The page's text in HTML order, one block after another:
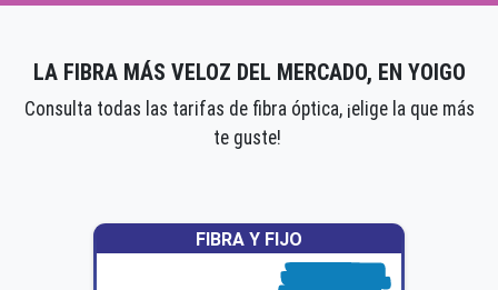
LA FIBRA MÁS VELOZ DEL MERCADO, EN YOIGO
Consulta todas las tarifas de fibra óptica, ¡elige la que más
te guste!
FIBRA Y FIJO